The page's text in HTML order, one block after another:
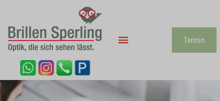
Termin